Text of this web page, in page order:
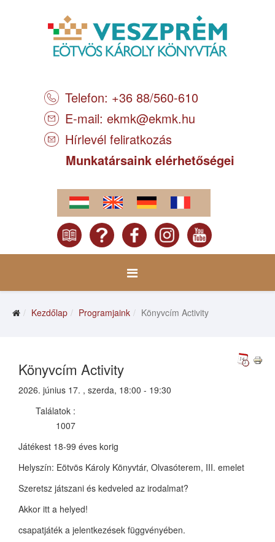
Telefon: +36 88/560-610
E-mail: ekmk@ekmk.hu
Hírlevél feliratkozás
Munkatársaink elérhetőségei
Kezdőlap Programjaink Könyvcím Activity
Könyvcím Activity
2026. június 17. , szerda, 18:00 - 19:30
Találatok :
1007
Játékest 18-99 éves korig
Helyszín: Eötvös Károly Könyvtár, Olvasóterem, III. emelet
Szeretsz játszani és kedveled az irodalmat?
Akkor itt a helyed!
csapatjáték a jelentkezések függvényében.